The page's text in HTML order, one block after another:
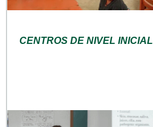
CENTROS DE NIVEL INICIAL